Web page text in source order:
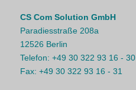
CS Com Solution GmbH
Paradiesstraße 208a
12526 Berlin
Telefon: +49 30 322 93 16 - 30
Fax: +49 30 322 93 16 - 31